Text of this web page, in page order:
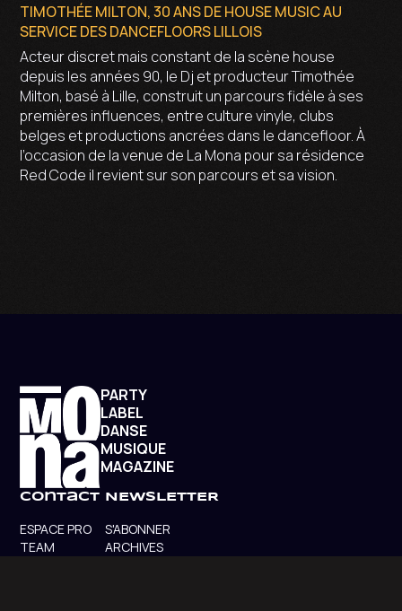
TIMOTHÉE MILTON, 30 ANS DE HOUSE MUSIC AU
SERVICE DES DANCEFLOORS LILLOIS
Acteur discret mais constant de la scène house
depuis les années 90, le Dj et producteur Timothée
Milton, basé à Lille, construit un parcours fidèle à ses
premières influences, entre culture vinyle, clubs
belges et productions ancrées dans le dancefloor. À
l’occasion de la venue de La Mona pour sa résidence
Red Code il revient sur son parcours et sa vision.
PARTY
LABEL
DANSE
MUSIQUE
MAGAZINE
contact
ESPACE PRO
TEAM
NEWSLETTER
S'ABONNER
ARCHIVES